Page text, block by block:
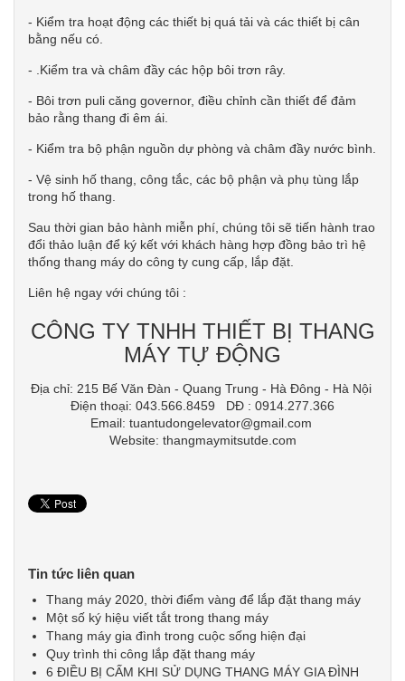
- Kiểm tra hoạt động các thiết bị quá tải và các thiết bị cân
bằng nếu có.
- .Kiểm tra và châm đầy các hộp bôi trơn rây.
- Bôi trơn puli căng governor, điều chỉnh cần thiết để đảm
bảo rằng thang đi êm ái.
- Kiểm tra bộ phận nguồn dự phòng và châm đầy nước bình.
- Vệ sinh hố thang, công tắc, các bộ phận và phụ tùng lắp
trong hố thang.
Sau thời gian bảo hành miễn phí, chúng tôi sẽ tiến hành trao
đổi thảo luận để ký kết với khách hàng hợp đồng bảo trì hệ
thống thang máy do công ty cung cấp, lắp đặt.
Liên hệ ngay với chúng tôi :
CÔNG TY TNHH THIẾT BỊ THANG
MÁY TỰ ĐỘNG
Địa chỉ: 215 Bế Văn Đàn - Quang Trung - Hà Đông - Hà Nội
Điện thoại: 043.566.8459 DĐ : 0914.277.366
Email: tuantudongelevator@gmail.com
Website: thangmaymitsutde.com
Tin tức liên quan
Thang máy 2020, thời điểm vàng để lắp đặt thang máy
Một số ký hiệu viết tắt trong thang máy
Thang máy gia đình trong cuộc sống hiện đại
Quy trình thi công lắp đặt thang máy
6 ĐIỀU BỊ CẤM KHI SỬ DỤNG THANG MÁY GIA ĐÌNH